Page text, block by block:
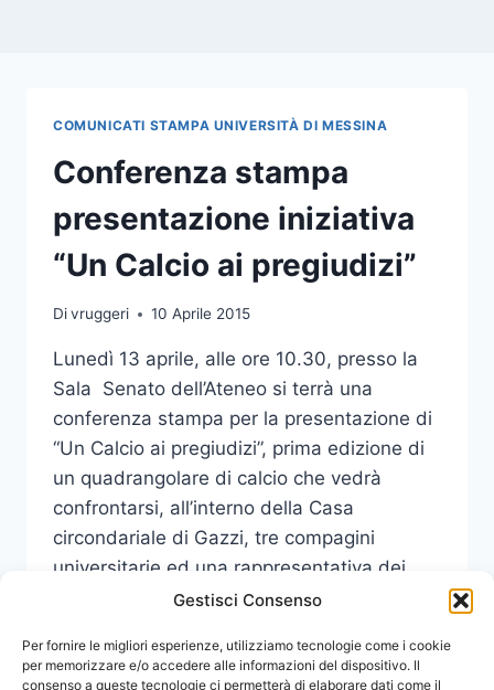
Gestisci Consenso
Per fornire le migliori esperienze, utilizziamo tecnologie come i cookie
per memorizzare e/o accedere alle informazioni del dispositivo. Il
consenso a queste tecnologie ci permetterà di elaborare dati come il
COMUNICATI STAMPA UNIVERSITÀ DI MESSINA
Conferenza stampa
presentazione iniziativa
“Un Calcio ai pregiudizi”
Divruggeri 10 Aprile 2015
Lunedì 13 aprile, alle ore 10.30, presso la
Sala Senato dell’Ateneo si terrà una
conferenza stampa per la presentazione di
“Un Calcio ai pregiudizi”, prima edizione di
un quadrangolare di calcio che vedrà
confrontarsi, all’interno della Casa
circondariale di Gazzi, tre compagini
universitarie ed una rappresentativa dei
ragazzi della Casa circondariale.
LEGGI DI PIÙCONFERENZA
STAMPA